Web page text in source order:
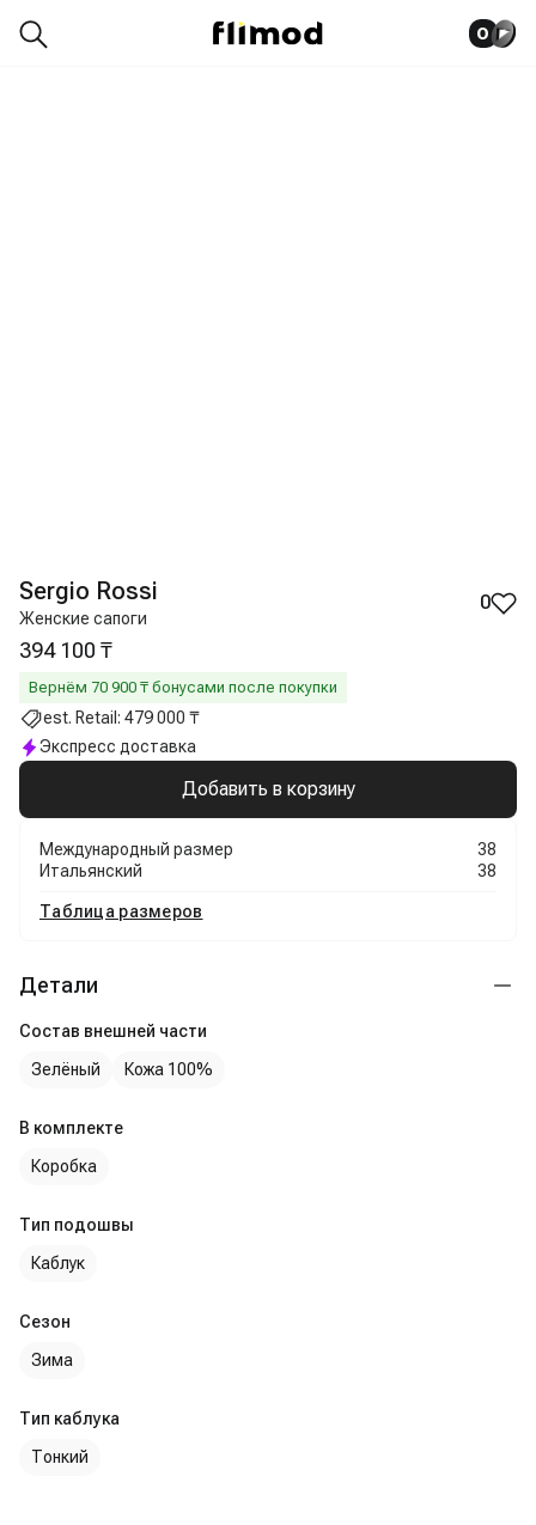
0
Sergio Rossi
Женские сапоги
0
394 100 ₸
Вернём 70 900 ₸ бонусами после покупки
est. Retail: 479 000 ₸
Экспресс доставка
Добавить в корзину
Международный размер
38
Итальянский
38
Таблица размеров
Детали
Состав внешней части
Зелёный
Кожа 100%
В комплекте
Коробка
Тип подошвы
Каблук
Сезон
Зима
Тип каблука
Тонкий